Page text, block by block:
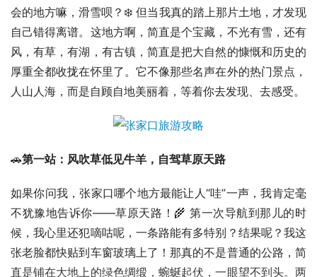
会的地方嘛，滑雪呗？❄️ 但当我真的踏上那片土地，才发现
自己错得离谱。这地方啊，简直是个宝藏，不光有雪，还有
风，有草，有湖，有古镇，简直是把大自然的慷慨和历史的
厚重全都收拢在怀里了。它不像那些名声在外的热门景点，
人山人海，而是自顾自地美丽着，等着你去发现、去感受。
🚗第一站：风吹草低见牛羊，自驾草原天路
如果你问我，张家口哪个地方最能让人“哇”一声，我肯定毫
不犹豫地告诉你——草原天路！🌾 第一次导航到那儿的时
候，我心里还犯嘀咕呢，一条路能有多特别？结果呢？我这
张老脸都快贴到车窗玻璃上了！那真的不是普通的公路，简
直是铺在大地上的绿色绸缎，蜿蜒起伏，一眼望不到头。两